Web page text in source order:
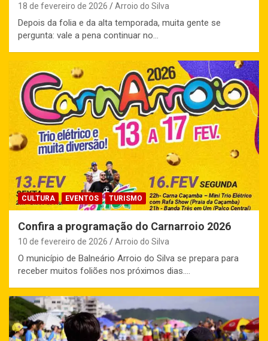
18 de fevereiro de 2026 Arroio do Silva
Depois da folia e da alta temporada, muita gente se
pergunta: vale a pena continuar no…
CULTURA EVENTOS TURISMO
Confira a programação do Carnarroio 2026
10 de fevereiro de 2026 Arroio do Silva
O município de Balneário Arroio do Silva se prepara para
receber muitos foliões nos próximos dias.…